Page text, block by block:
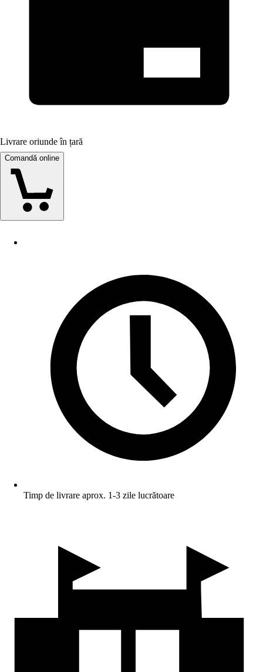
Livrare oriunde în țară
Comandă online
Timp de livrare aprox. 1-3 zile lucrătoare